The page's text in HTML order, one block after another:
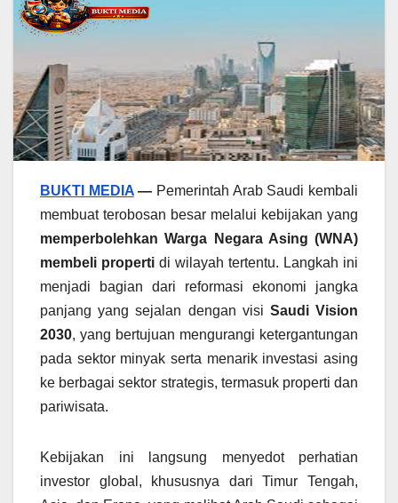
BUKTI MEDIA — Pemerintah Arab Saudi kembali
membuat terobosan besar melalui kebijakan yang
memperbolehkan Warga Negara Asing (WNA)
membeli properti di wilayah tertentu. Langkah ini
menjadi bagian dari reformasi ekonomi jangka
panjang yang sejalan dengan visi Saudi Vision
2030, yang bertujuan mengurangi ketergantungan
pada sektor minyak serta menarik investasi asing
ke berbagai sektor strategis, termasuk properti dan
pariwisata.
Kebijakan ini langsung menyedot perhatian
investor global, khususnya dari Timur Tengah,